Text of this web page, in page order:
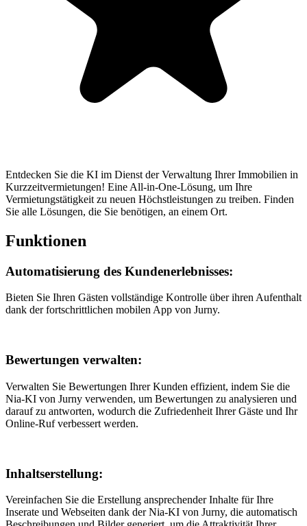
Entdecken Sie die KI im Dienst der Verwaltung Ihrer Immobilien in
Kurzzeitvermietungen! Eine All-in-One-Lösung, um Ihre
Vermietungstätigkeit zu neuen Höchstleistungen zu treiben. Finden
Sie alle Lösungen, die Sie benötigen, an einem Ort.
Funktionen
Automatisierung des Kundenerlebnisses:
Bieten Sie Ihren Gästen vollständige Kontrolle über ihren Aufenthalt
dank der fortschrittlichen mobilen App von Jurny.
Bewertungen verwalten:
Verwalten Sie Bewertungen Ihrer Kunden effizient, indem Sie die
Nia-KI von Jurny verwenden, um Bewertungen zu analysieren und
darauf zu antworten, wodurch die Zufriedenheit Ihrer Gäste und Ihr
Online-Ruf verbessert werden.
Inhaltserstellung:
Vereinfachen Sie die Erstellung ansprechender Inhalte für Ihre
Inserate und Webseiten dank der Nia-KI von Jurny, die automatisch